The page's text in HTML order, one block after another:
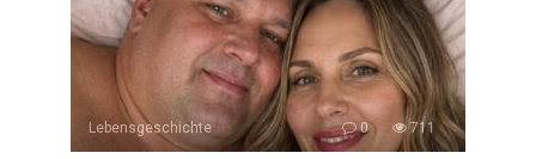
Lebensgeschichte 0 711